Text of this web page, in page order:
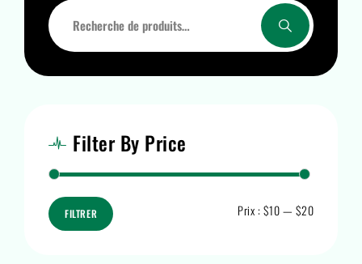
Filter By Price
FILTRER Prix : $10— $20